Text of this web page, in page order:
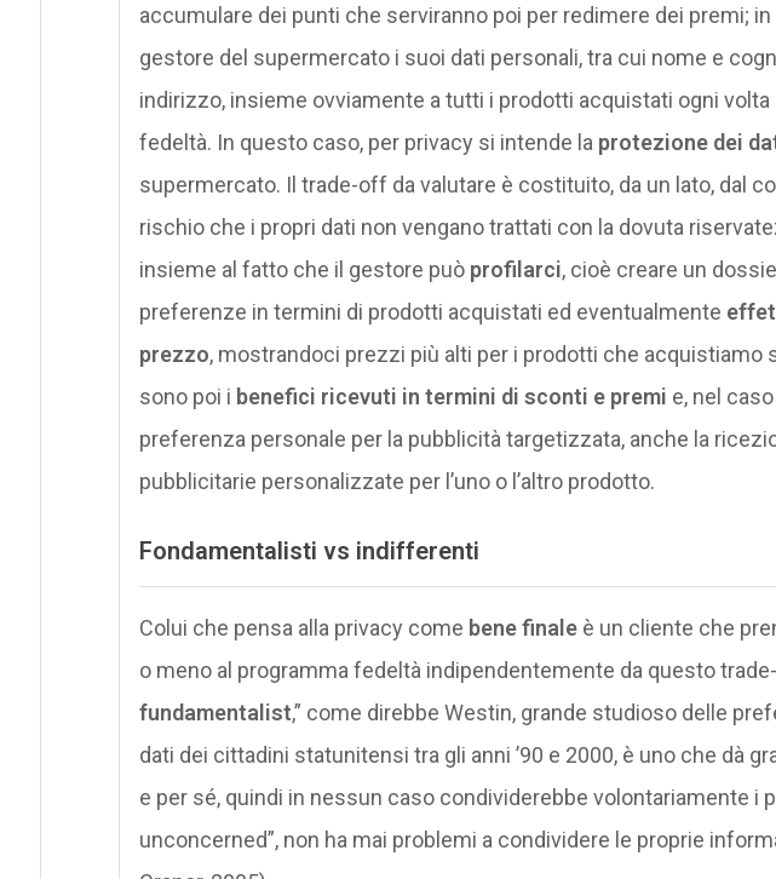
accumulare dei punti che serviranno poi per redimere dei premi;
gestore del supermercato i suoi dati personali, tra cui nome e
indirizzo, insieme ovviamente a tutti i prodotti acquistati ogni
fedeltà. In questo caso, per privacy si intende la protezione dei
supermercato. Il trade-off da valutare è costituito, da un lato, dal
rischio che i propri dati non vengano trattati con la dovuta
insieme al fatto che il gestore può profilarci, cioè creare un
preferenze in termini di prodotti acquistati ed eventualmente
prezzo, mostrandoci prezzi più alti per i prodotti che acquistiamo
sono poi i benefici ricevuti in termini di sconti e premi e, nel
preferenza personale per la pubblicità targetizzata, anche la
pubblicitarie personalizzate per l’uno o l’altro prodotto.
Fondamentalisti vs indifferenti
Colui che pensa alla privacy come bene finaleè un cliente che
o meno al programma fedeltà indipendentemente da questo
fundamentalist,” come direbbe Westin, grande studioso delle
dati dei cittadini statunitensi tra gli anni ’90 e 2000, è uno che dà
e per sé, quindi in nessun caso condividerebbe volontariamente i
unconcerned”, non ha mai problemi a condividere le proprie